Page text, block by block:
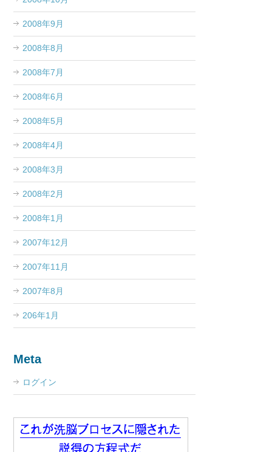
2008年9月
2008年8月
2008年7月
2008年6月
2008年5月
2008年4月
2008年3月
2008年2月
2008年1月
2007年12月
2007年11月
2007年8月
206年1月
Meta
ログイン